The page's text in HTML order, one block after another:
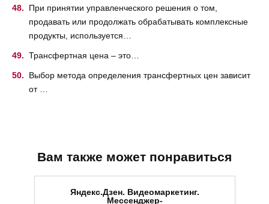
При принятии управленческого решения о том,
продавать или продолжать обрабатывать комплексные
продукты, используется…
Трансфертная цена – это…
Выбор метода определения трансфертных цен зависит
от …
Вам также может понравиться
Яндекс.Дзен. Видеомаркетинг.
Мессенджер-